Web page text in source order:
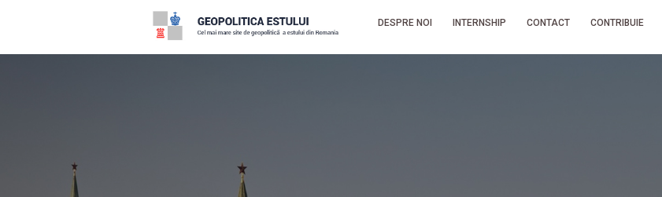
DESPRE NOI INTERNSHIP CONTACT CONTRIBUIE